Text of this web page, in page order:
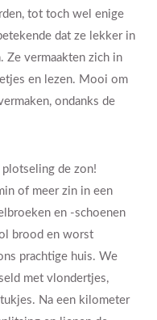
tot toch wel enige
dat ze lekker in
Ze vermaakten zich in
en lezen. Mooi om
ondanks de
plotseling de zon!
of meer zin in een
en -schoenen
brood en worst
prachtige huis. We
met vlondertjes,
Na een kilometer